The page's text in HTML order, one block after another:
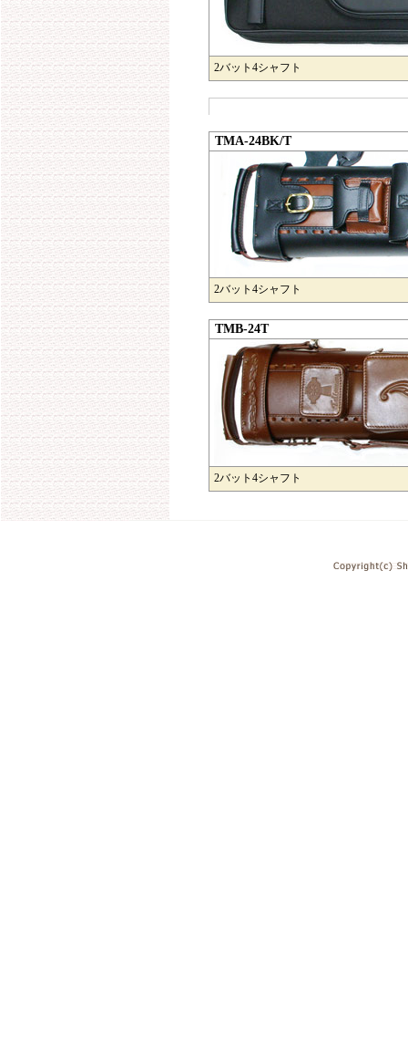
2バット4シャフト
TMA-24BK/T
2バット4シャフト
TMB-24T
2バット4シャフト